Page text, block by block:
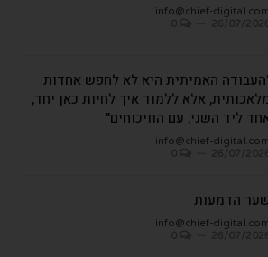
info@chief-
האמיתית היא לא לחפש אחדות
אלא ללמוד איך לחיות כאן יחד,
ליד השני, עם הוויכוחים"
info@chief-
הדמעות
info@chief-